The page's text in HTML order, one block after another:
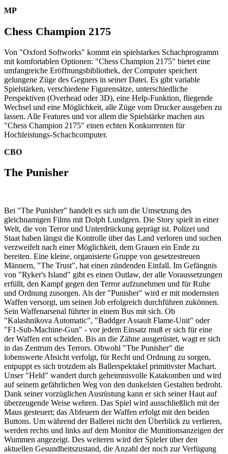
MP
Chess Champion 2175
Von "Oxford Softworks" kommt ein spielstarkes Schachprogramm
mit komfortablen Optionen: "Chess Champion 2175" bietet eine
umfangreiche Eröffnungsbibliothek, der Computer speichert
gelungene Züge des Gegners in seiner Datei. Es gibt variable
Spielstärken, verschiedene Figurensätze, unterschiedliche
Perspektiven (Overhead oder 3D), eine Help-Funktion, fliegende
Wechsel und eine Möglichkeit, alle Züge vom Drucker ausgeben zu
lassen. Alle Features und vor allem die Spielstärke machen aus
"Chess Champion 2175" einen echten Konkurrenten für
Hochleistungs-Schachcomputer.
CBO
The Punisher
Bei "The Punisher" handelt es sich um die Umsetzung des
gleichnamigen Films mit Dolph Lundgren. Die Story spielt in einer
Welt, die von Terror und Unterdrückung geprägt ist. Polizei und
Staat haben längst die Kontrolle über das Land verloren und suchen
verzweifelt nach einer Möglichkeit, dem Grauen ein Ende zu
bereiten. Eine kleine, organisierte Gruppe von gesetzestreuen
Männern, "The Trust", hat einen zündenden Einfall. Im Gefängnis
von "Ryker's Island" gibt es einen Outlaw, der alle Voraussetzungen
erfüllt, den Kampf gegen den Terror aufzunehmen und für Ruhe
und Ordnung zusorgen. Als der "Punisher" wird er mit modernsten
Waffen versorgt, um seinen Job erfolgreich durchführen zukönnen.
Sein Waffenarsenal führter in einem Bus mit sich. Ob
"Kalashnikova Automatic", "Baddger Assault Flame-Unit" oder
"F1-Sub-Machine-Gun" - vor jedem Einsatz muß er sich für eine
der Waffen ent scheiden. Bis an die Zähne ausgerüstet, wagt er sich
in das Zentrum des Terrors. Obwohl "The Punisher" die
lobenswerte Absicht verfolgt, für Recht und Ordnung zu sorgen,
entpuppt es sich trotzdem als Ballerspektakel primitivster Machart.
Unser "Held" wandert durch geheimnisvolle Katakomben und wird
auf seinem gefährlichen Weg von den dunkelsten Gestalten bedroht.
Dank seiner vorzüglichen Ausrüstung kann er sich seiner Haut auf
überzeugende Weise wehren. Das Spiel wird ausschließlich mit der
Maus gesteuert; das Abfeuern der Waffen erfolgt mit den beiden
Buttons. Um während der Ballerei nicht den Überblick zu verlieren,
werden rechts und links auf dem Monitor die Munitionsanzeigen der
Wummen angezeigt. Des weiteren wird der Spieler über den
aktuellen Gesundheitszustand, die Anzahl der noch zur Verfügung